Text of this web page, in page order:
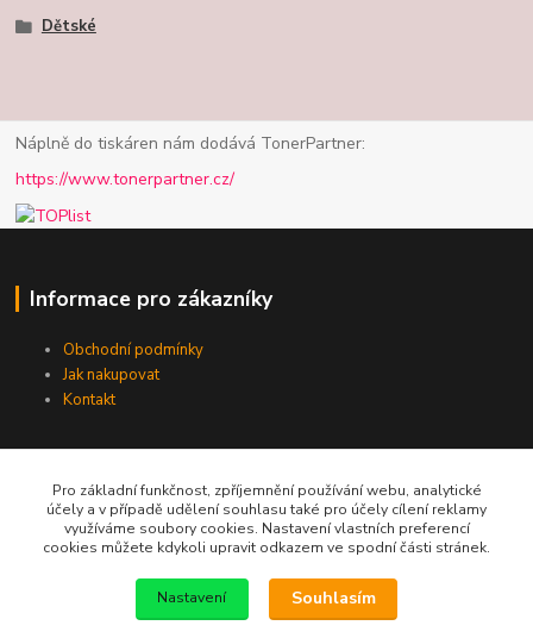
Dětské
Náplně do tiskáren nám dodává TonerPartner:
https://www.tonerpartner.cz/
Informace pro zákazníky
Obchodní podmínky
Jak nakupovat
Kontakt
+420 602 213 111
Pro základní funkčnost, zpříjemnění používání webu, analytické
účely a v případě udělení souhlasu také pro účely cílení reklamy
využíváme soubory cookies. Nastavení vlastních preferencí
cookies můžete kdykoli upravit odkazem ve spodní části stránek.
Nastavení Souhlasím